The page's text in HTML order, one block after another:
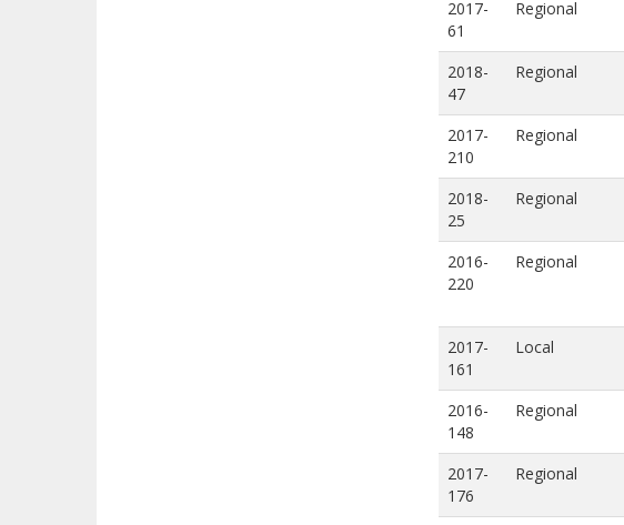
2017-
61
Regional
2018-
47
Regional
2017-
210
Regional
2018-
25
Regional
2016-
220
Regional
2017-
161
Local
2016-
148
Regional
2017-
176
Regional